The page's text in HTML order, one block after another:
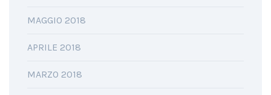
MAGGIO 2018
APRILE 2018
MARZO 2018